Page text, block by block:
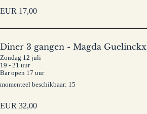
EUR 17,00
Diner 3 gangen - Magda Guelinckx
Zondag 12 juli
19 - 21 uur
Bar open 17 uur
momenteel beschikbaar: 15
EUR 32,00